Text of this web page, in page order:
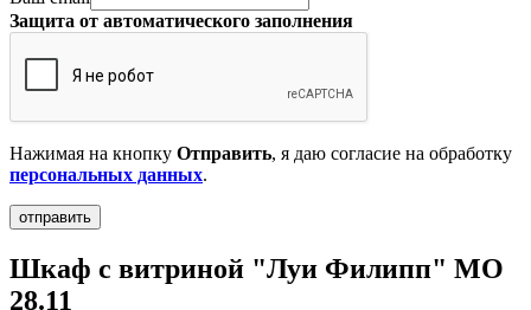
Защита от автоматического заполнения
Нажимая на кнопку Отправить, я даю согласие на обработку
персональных данных.
Шкаф с витриной "Луи Филипп" МО
28.11